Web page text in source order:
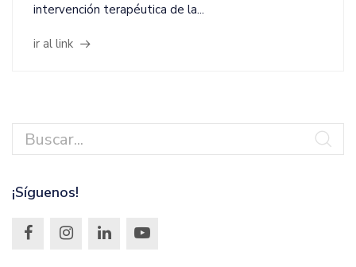
intervención terapéutica de la...
ir al link
¡Síguenos!